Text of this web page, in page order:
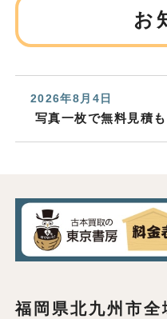
お
2026年8月4日
写真一枚で無料見積
福岡県北九州市全